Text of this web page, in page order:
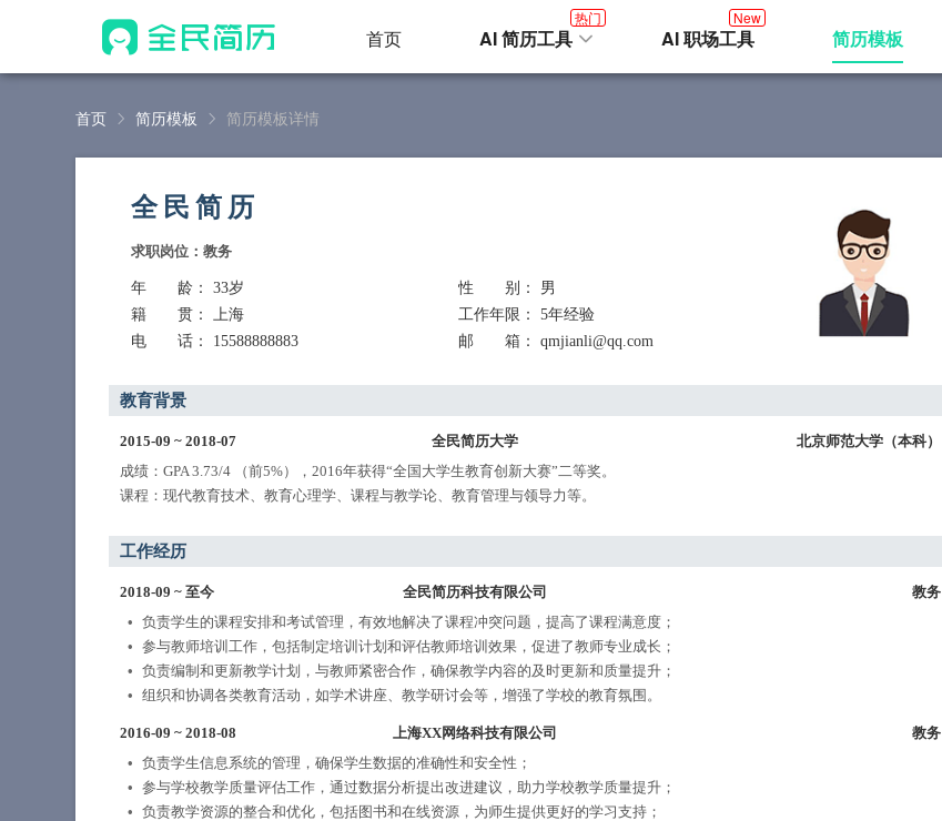
首页 AI 简历工具
热门
AI 职场工具
New
简历模板
首页 简历模板 简历模板详情
全民简历
求职岗位：教务
年 龄 ： 33岁 性 别 ： 男
籍 贯 ： 上海 工作年限 ： 5年经验
电 话 ： 15588888883 邮 箱 ： qmjianli@qq.com
教育背景
2015-09 ~ 2018-07 全民简历大学 北京师范大学（本科）
成绩：GPA 3.73/4 （前5%），2016年获得“全国大学生教育创新大赛”二等奖。
课程：现代教育技术、教育心理学、课程与教学论、教育管理与领导力等。
工作经历
2018-09 ~ 至今 全民简历科技有限公司
教务
负责学生的课程安排和考试管理，有效地解决了课程冲突问题，提高了课程满意度；
参与教师培训工作，包括制定培训计划和评估教师培训效果，促进了教师专业成长；
负责编制和更新教学计划，与教师紧密合作，确保教学内容的及时更新和质量提升；
组织和协调各类教育活动，如学术讲座、教学研讨会等，增强了学校的教育氛围。
2016-09 ~ 2018-08 上海XX网络科技有限公司
教务
负责学生信息系统的管理，确保学生数据的准确性和安全性；
参与学校教学质量评估工作，通过数据分析提出改进建议，助力学校教学质量提升；
负责教学资源的整合和优化，包括图书和在线资源，为师生提供更好的学习支持；